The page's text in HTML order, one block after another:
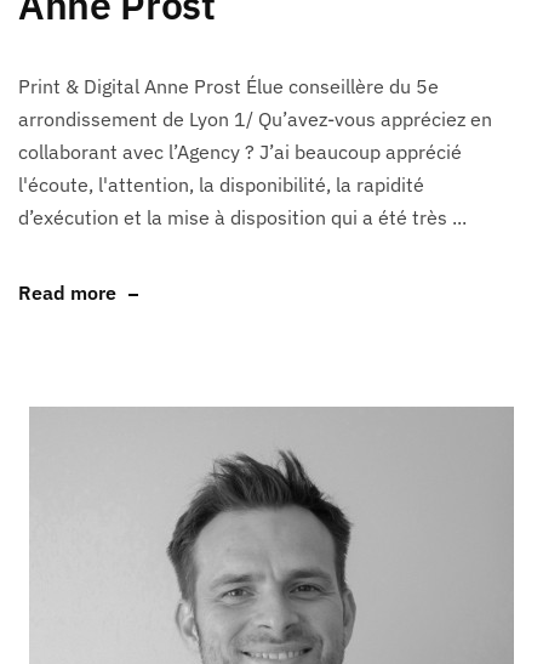
Print & Digital Anne Prost Élue conseillère du 5e
arrondissement de Lyon 1/ Qu’avez-vous appréciez en
collaborant avec l’Agency ? J’ai beaucoup apprécié
l'écoute, l'attention, la disponibilité, la rapidité
d’exécution et la mise à disposition qui a été très ...
Read more